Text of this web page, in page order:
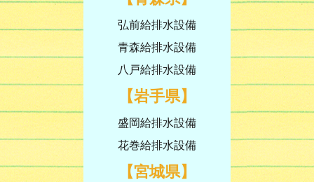
弘前給排水設備
青森給排水設備
八戸給排水設備
【岩手県】
盛岡給排水設備
花巻給排水設備
【宮城県】